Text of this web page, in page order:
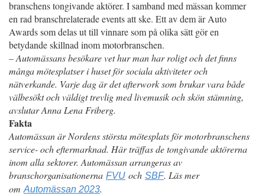
branschens tongivande aktörer. I samband med mässan kommer
en rad branschrelaterade events att ske. Ett av dem är Auto
Awards som delas ut till vinnare som på olika sätt gör en
betydande skillnad inom motorbranschen.
– Automässans besökare vet hur man har roligt och det finns
många mötesplatser i huset för sociala aktiviteter och
nätverkande. Varje dag är det afterwork som brukar vara både
välbesökt och väldigt trevlig med livemusik och skön stämning,
avslutar Anna Lena Friberg.
Fakta
Automässan är Nordens största mötesplats för motorbranschens
service- och eftermarknad. Här träffas de tongivande aktörerna
inom alla sektorer. Automässan arrangeras av
branschorganisationerna FVU och SBF. Läs mer
omAutomässan 2023.